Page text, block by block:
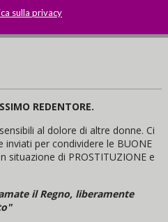
sulla privacy
REDENTORE.
al dolore di altre donne. Ci
per condividere le BUONE
situazione di PROSTITUZIONE e
il Regno, liberamente